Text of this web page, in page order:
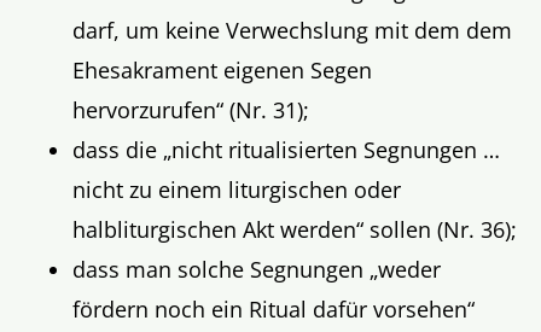
darf, um keine Verwechslung mit dem dem
Ehesakrament eigenen Segen
hervorzurufen“ (Nr. 31);
dass die „nicht ritualisierten Segnungen …
nicht zu einem liturgischen oder
halbliturgischen Akt werden“ sollen (Nr. 36);
dass man solche Segnungen „weder
fördern noch ein Ritual dafür vorsehen“